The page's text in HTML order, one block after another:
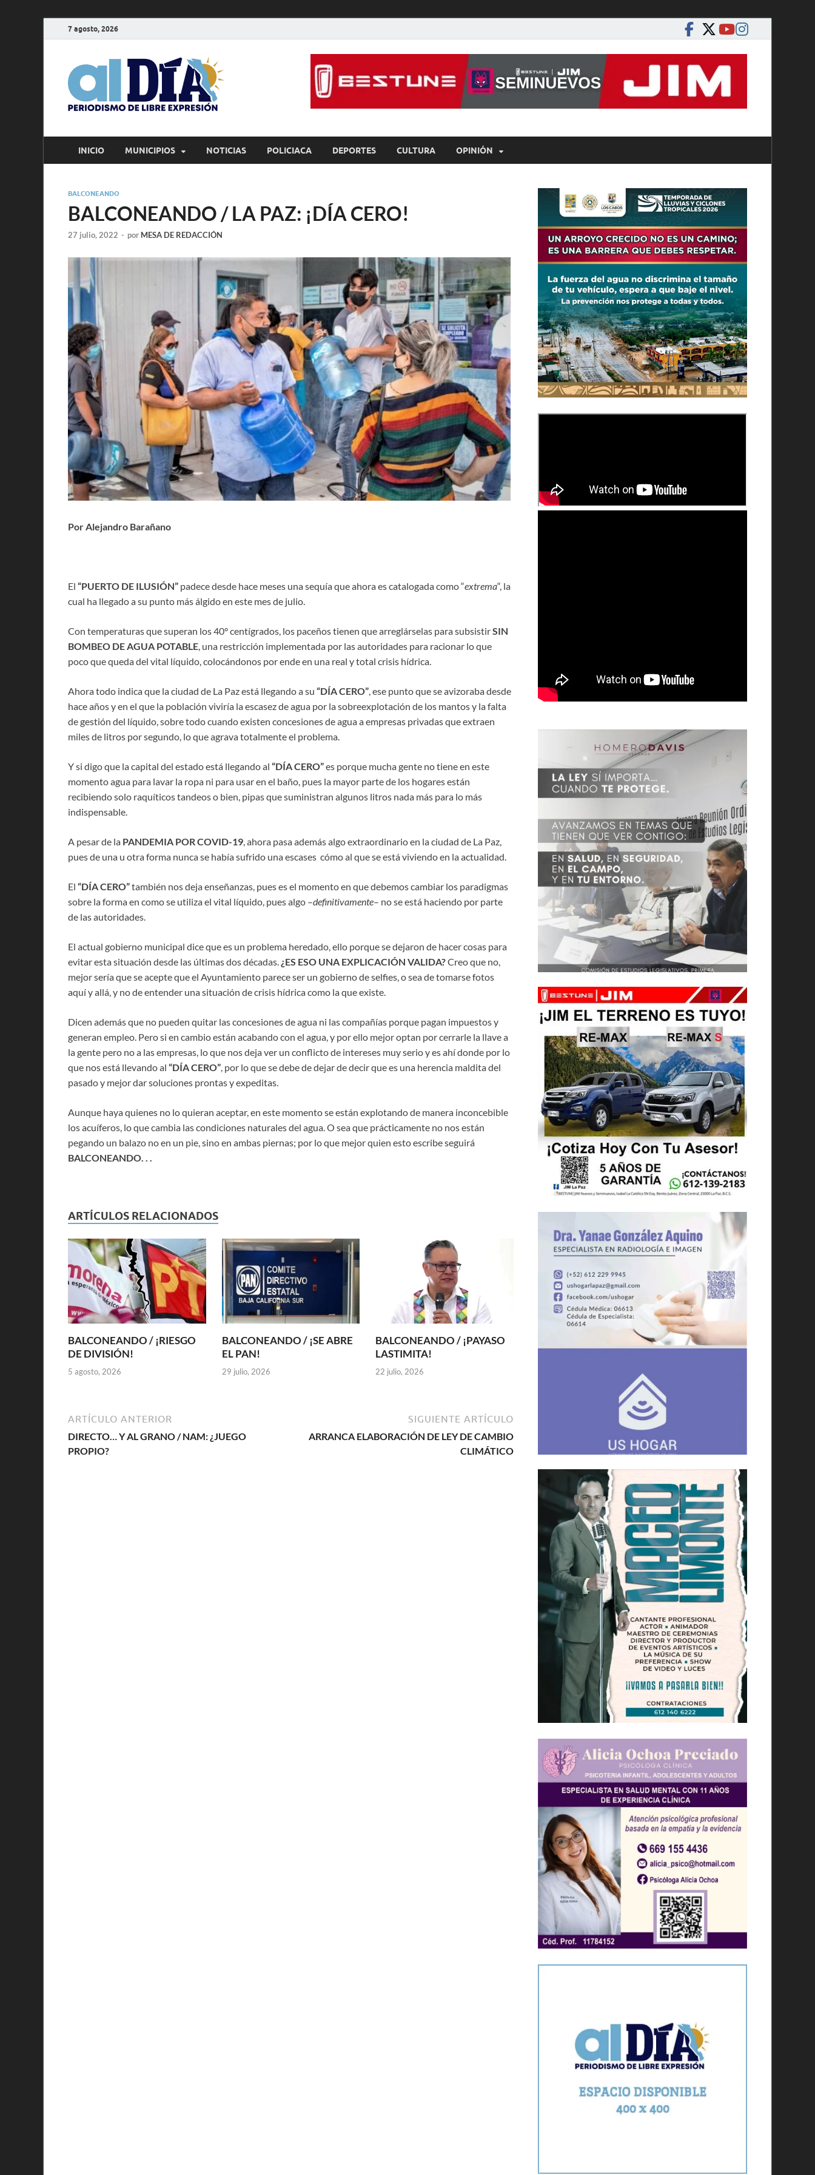
7 agosto, 2026
alDíaBCS
Periodismo de libre expresión
INICIO MUNICIPIOS NOTICIAS POLICIACA DEPORTES CULTURA OPINIÓN
BALCONEANDO
BALCONEANDO / LA PAZ: ¡DÍA CERO!
27 julio, 2022 - por MESA DE REDACCIÓN
Por Alejandro Barañano
El “PUERTO DE ILUSIÓN” padece desde hace meses una sequía que ahora es catalogada como “extrema“, la
cual ha llegado a su punto más álgido en este mes de julio.
Con temperaturas que superan los 40° centígrados, los paceños tienen que arreglárselas para subsistirSIN
BOMBEO DE AGUA POTABLE , una restricción implementada por las autoridades para racionar lo que
poco que queda del vital líquido, colocándonos por ende en una real y total crisis hídrica.
Ahora todo indica que la ciudad de La Paz está llegando a su “DÍA CERO” , ese punto que se avizoraba desde
hace años y en el que la población viviría la escasez de agua por la sobreexplotación de los mantos y la falta
de gestión del líquido, sobre todo cuando existen concesiones de agua a empresas privadas que extraen
miles de litros por segundo, lo que agrava totalmente el problema.
Y si digo que la capital del estado está llegando al “DÍA CERO”es porque mucha gente no tiene en este
momento agua para lavar la ropa ni para usar en el baño, pues la mayor parte de los hogares están
recibiendo solo raquíticos tandeos o bien, pipas que suministran algunos litros nada más para lo más
indispensable.
A pesar de la PANDEMIA POR COVID-19 , ahora pasa además algo extraordinario en la ciudad de La Paz,
pues de una u otra forma nunca se había sufrido una escases cómo al que se está viviendo en la actualidad.
El “DÍA CERO”también nos deja enseñanzas, pues es el momento en que debemos cambiar los paradigmas
sobre la forma en como se utiliza el vital líquido, pues algo –definitivamente– no se está haciendo por parte
de las autoridades.
El actual gobierno municipal dice que es un problema heredado, ello porque se dejaron de hacer cosas para
evitar esta situación desde las últimas dos décadas. ¿ES ESO UNA EXPLICACIÓN VALIDA?Creo que no,
mejor sería que se acepte que el Ayuntamiento parece ser un gobierno de selfies, o sea de tomarse fotos
aquí y allá, y no de entender una situación de crisis hídrica como la que existe.
Dicen además que no pueden quitar las concesiones de agua ni las compañías porque pagan impuestos y
generan empleo. Pero si en cambio están acabando con el agua, y por ello mejor optan por cerrarle la llave a
la gente pero no a las empresas, lo que nos deja ver un conflicto de intereses muy serio y es ahí donde por lo
que nos está llevando al “DÍA CERO” , por lo que se debe de dejar de decir que es una herencia maldita del
pasado y mejor dar soluciones prontas y expeditas.
Aunque haya quienes no lo quieran aceptar, en este momento se están explotando de manera inconcebible
los acuíferos, lo que cambia las condiciones naturales del agua. O sea que prácticamente no nos están
pegando un balazo no en un pie, sino en ambas piernas; por lo que mejor quien esto escribe seguirá
BALCONEANDO. . .
ARTÍCULOS RELACIONADOS
BALCONEANDO / ¡RIESGO
DE DIVISIÓN!
5 agosto, 2026
BALCONEANDO / ¡SE ABRE
EL PAN!
29 julio, 2026
BALCONEANDO / ¡PAYASO
LASTIMITA!
22 julio, 2026
ARTÍCULO ANTERIOR
DIRECTO… Y AL GRANO / NAM: ¿JUEGO
PROPIO?
SIGUIENTE ARTÍCULO
ARRANCA ELABORACIÓN DE LEY DE CAMBIO
CLIMÁTICO